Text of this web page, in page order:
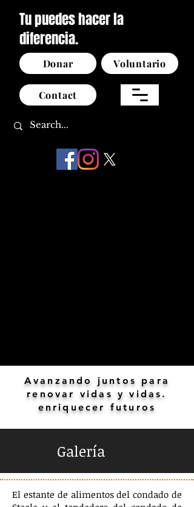
Tu puedes hacer la
diferencia.
Donar
Contact
Voluntario
Avanzando juntos para
renovar vidas y vidas.
enriquecer futuros
Galería
El estante de alimentos del condado de